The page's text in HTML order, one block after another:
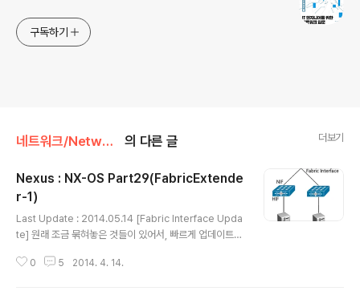
구독하기
네트워크/Network 가상화 의 다른 글 더보기
Nexus : NX-OS Part29(FabricExtende
r-1)
Last Update : 2014.05.14 [Fabric Interface Upda
te] 원래 조금 묶혀놓은 것들이 있어서, 빠르게 업데이트
로~ 조금 편집이 늦어져서 지난 포스팅과 텀이 좀 있었네
0 5 2014. 4. 14.